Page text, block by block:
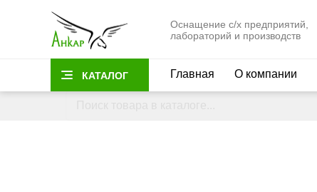
Оснащение с/х предприятий,
лабораторий и производств
КАТАЛОГ Главная О компании